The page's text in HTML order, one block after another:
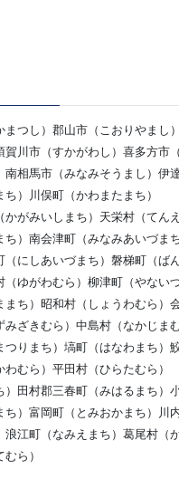
つし）郡山市（こおりやまし）
川市（すかがわし）喜多方市
相馬市（みなみそうまし）伊
）川俣町（かわまたまち）
がみいしまち）天栄村（てん
）南会津町（みなみあいづまち
にしあいづまち）磐梯町（ば
ゆがわむら）柳津町（やないづ
ち）昭和村（しょうわむら）
ざきむら）中島村（なかじま
りまち）塙町（はなわまち）
むら）平田村（ひらたむら）
田村郡三春町（みはるまち）
）富岡町（とみおかまち）川
江町（なみえまち）葛尾村（
ら）